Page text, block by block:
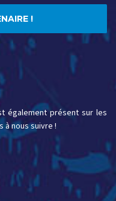
!
également présent sur les
à nous suivre !